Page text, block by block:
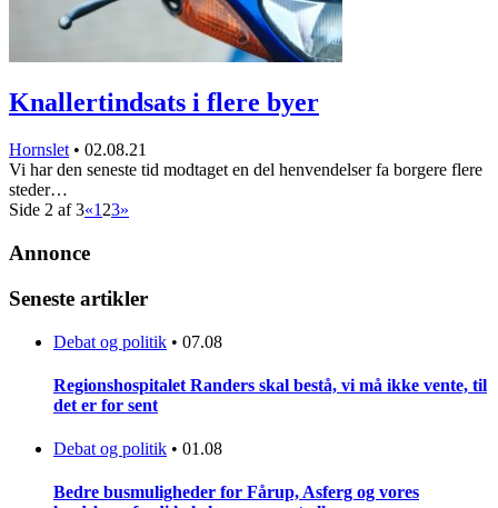
Knallertindsats i flere byer
Hornslet • 02.08.21
Vi har den seneste tid modtaget en del henvendelser fa borgere flere
steder…
Side 2 af 3«1 23»
Annonce
Seneste artikler
Debat og politik • 07.08
Regionshospitalet Randers skal bestå, vi må ikke vente, til
det er for sent
Debat og politik • 01.08
Bedre busmuligheder for Fårup, Asferg og vores